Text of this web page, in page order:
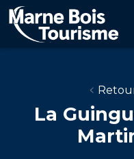
Aller
au
contenu
principal
La